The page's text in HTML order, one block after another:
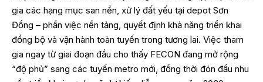
gia các hạng mục san nền, xử lý đất yếu tại depot Sơn
Đồng – phần việc nền tảng, quyết định khả năng triển khai
đồng bộ và vận hành toàn tuyến trong tương lai. Việc tham
gia ngay từ giai đoạn đầu cho thấy FECON đang mở rộng
“độ phủ” sang các tuyến metro mới, đồng thời đón đầu nhu